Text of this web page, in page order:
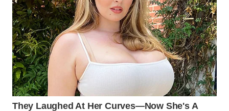
WN
PRIANGAN
TIMUR
WN
SEMARANG
WN
SOLO